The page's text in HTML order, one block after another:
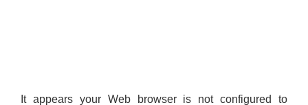
It appears your Web browser is not configured to